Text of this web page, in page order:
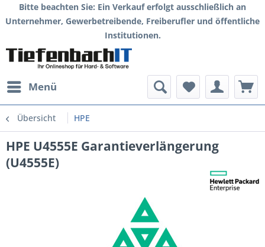
Bitte beachten Sie: Ein Verkauf erfolgt ausschließlich an
Unternehmer, Gewerbetreibende, Freiberufler und öffentliche
Institutionen.
Menü
Übersicht HPE
HPE U4555E Garantieverlängerung
(U4555E)